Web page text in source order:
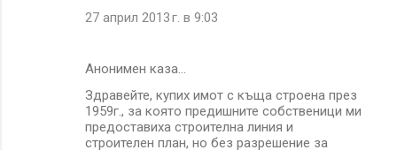
27 април 2013 г. в 9:03
Анонимен каза…
Здравейте, купих имот с къща строена през
1959г., за която предишните собственици ми
предоставиха строителна линия и
строителен план, но без разрешение за